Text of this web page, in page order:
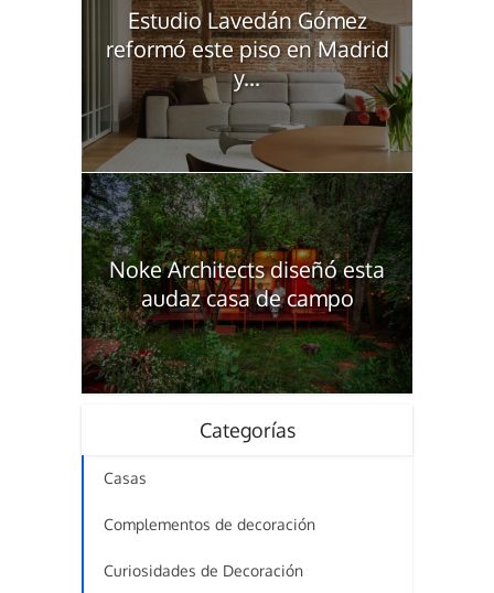
Estudio Lavedán Gómez
reformó este piso en Madrid
y...
Noke Architects diseñó esta
audaz casa de campo
Categorías
Casas
Complementos de decoración
Curiosidades de Decoración